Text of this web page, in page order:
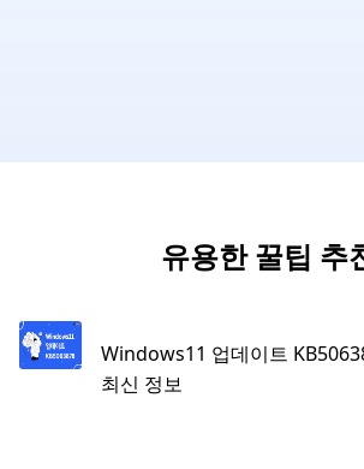
유용한 꿀팁 추
Windows11 업데이트
최신 정보